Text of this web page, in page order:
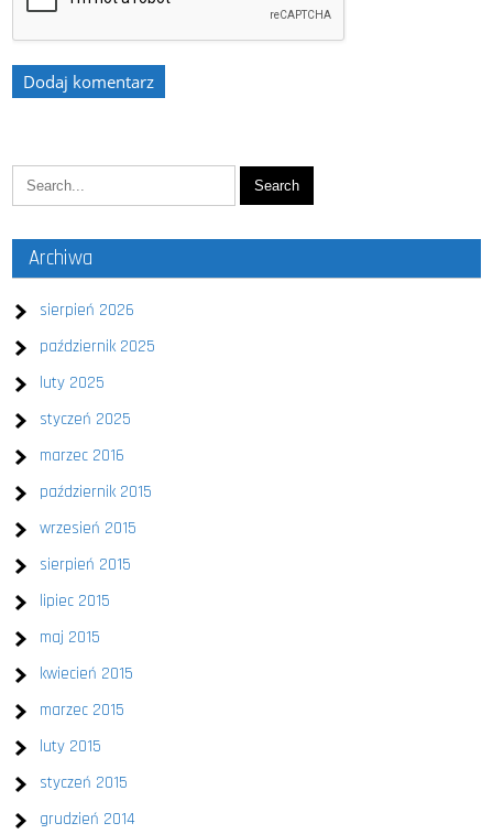
Archiwa
sierpień 2026
październik 2025
luty 2025
styczeń 2025
marzec 2016
październik 2015
wrzesień 2015
sierpień 2015
lipiec 2015
maj 2015
kwiecień 2015
marzec 2015
luty 2015
styczeń 2015
grudzień 2014